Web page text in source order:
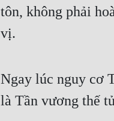
tôn, không phải
vị.
Ngay lúc nguy cơ
là Tần vương thế